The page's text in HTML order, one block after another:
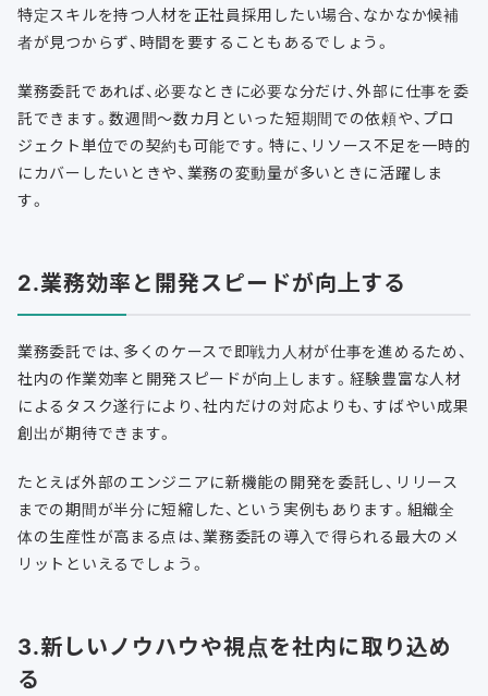
特定スキルを持つ人材を正社員採用したい場合、なかなか候補
者が見つからず、時間を要することもあるでしょう。
業務委託であれば、必要なときに必要な分だけ、外部に仕事を委
託できます。数週間〜数カ月といった短期間での依頼や、プロ
ジェクト単位での契約も可能です。特に、リソース不足を一時的
にカバーしたいときや、業務の変動量が多いときに活躍しま
す。
2.業務効率と開発スピードが向上する
業務委託では、多くのケースで即戦力人材が仕事を進めるため、
社内の作業効率と開発スピードが向上します。経験豊富な人材
によるタスク遂行により、社内だけの対応よりも、すばやい成果
創出が期待できます。
たとえば外部のエンジニアに新機能の開発を委託し、リリース
までの期間が半分に短縮した、という実例もあります。組織全
体の生産性が高まる点は、業務委託の導入で得られる最大のメ
リットといえるでしょう。
3.新しいノウハウや視点を社内に取り込め
る